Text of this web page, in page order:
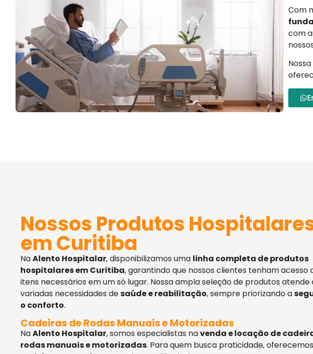
Com
com
Nossos Produtos
em Curitiba
NaAlento Hospitalar, disponibilizamos uma linha completa de produtos
hospitalares em Curitiba, garantindo que nossos clientes tenham acesso
itens necessários em um só lugar. Nossa ampla seleção de produtos atende
variadas necessidades desaúde e reabilitação, sempre priorizando a
o conforto.
Cadeiras de Rodas Manuais e Motorizadas
NaAlento Hospitalar, somos especialistas navenda e locação de
rodas manuais e motorizadas. Para quem busca praticidade, oferecemos